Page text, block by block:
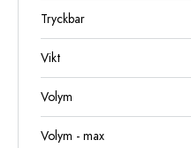
Tryckbar
Vikt
Volym
Volym - max